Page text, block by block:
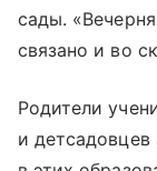
сады.
связано и во
Родители
и детсадовцев